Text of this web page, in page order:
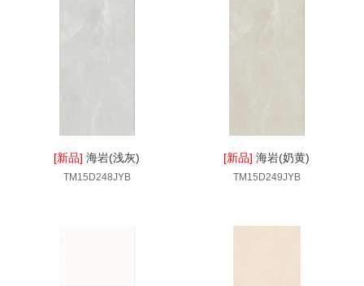
[新品]海岩(浅灰)
TM15D248JYB
[新品]海岩(奶黄)
TM15D249JYB